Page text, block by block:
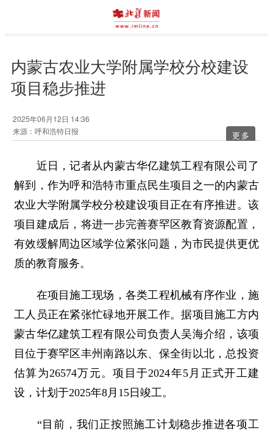
内蒙古农业大学附属学校分校建设
项目稳步推进
2025年06月12日 14:36
来源：呼和浩特日报
更多
近日，记者从内蒙古华亿建筑工程有限公司了
解到，作为呼和浩特市重点民生项目之一的内蒙古
农业大学附属学校分校建设项目正在有序推进。该
项目建成后，将进一步完善赛罕区教育资源配置，
有效缓解周边区域学位紧张问题，为市民提供更优
质的教育服务。
在项目施工现场，各类工程机械有序作业，施
工人员正在紧张忙碌地开展工作。据项目施工方内
蒙古华亿建筑工程有限公司负责人吴海介绍，该项
目位于赛罕区丰州南路以东、保全街以北，总投资
估算为26574万元。项目于2024年5月正式开工建
设，计划于2025年8月15日竣工。
“目前，我们正按照施工计划稳步推进各项工